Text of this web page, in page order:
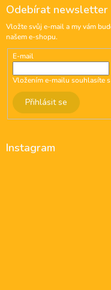
Odebírat newsletter
Vložte svůj e-mail a my vám
našem e-shopu.
E-mail
Vložením e-mailu souhlasíte s
Přihlásit se
Instagram